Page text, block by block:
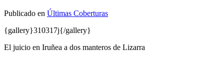
Publicado en Últimas Coberturas
{gallery}310317j{/gallery}
El juicio en Iruñea a dos manteros de Lizarra